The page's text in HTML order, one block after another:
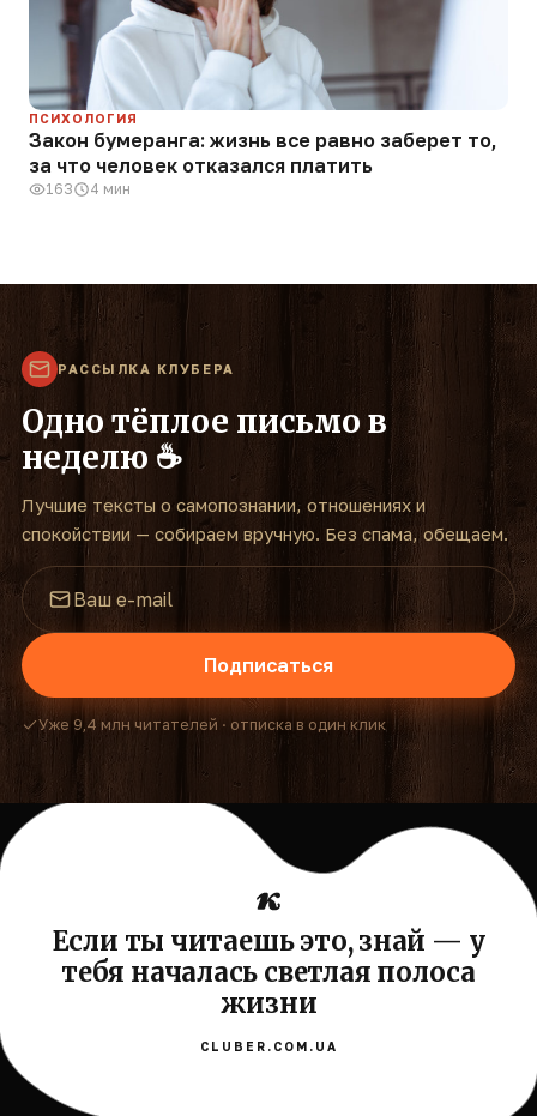
ПСИХОЛОГИЯ
Закон бумеранга: жизнь все равно заберет то,
за что человек отказался платить
163 4 мин
РАССЫЛКА КЛУБЕРА
Одно тёплое письмо в
неделю ☕
Лучшие тексты о самопознании, отношениях и
спокойствии — собираем вручную. Без спама, обещаем.
Подписаться
Уже 9,4 млн читателей · отписка в один клик
Если ты читаешь это, знай — у
тебя началась светлая полоса
жизни
CLUBER.COM.UA